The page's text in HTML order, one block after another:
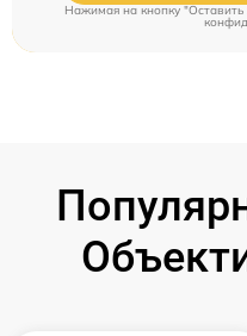
Нажимая на кнопку